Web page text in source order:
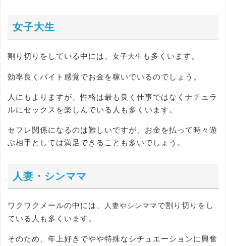
女子大生
割り切りをしている中には、 女子大生 も多くいます。
効率良くバイト感覚でお金を稼いでいるのでしょう。
人にもよりますが、性格は最も良く仕事ではなくナチュラ
ルにセックスを楽しんでいる人も多くいます。
セフレ関係になるのは難しいですが、お金を払って時々遊
ぶ相手としては満足できることも多いでしょう。
人妻・シンママ
ワクワクメールの中には、 人妻やシンママで割り切りをし
ている人も多くいます。
そのため、年上好きでやや特殊なシチュエーションに興奮